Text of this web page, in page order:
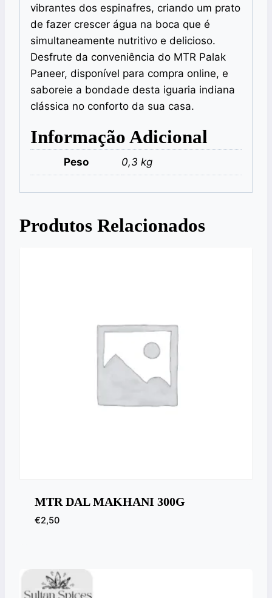
vibrantes dos espinafres, criando um prato
de fazer crescer água na boca que é
simultaneamente nutritivo e delicioso.
Desfrute da conveniência do MTR Palak
Paneer, disponível para compra online, e
saboreie a bondade desta iguaria indiana
clássica no conforto da sua casa.
Informação Adicional
Peso 0,3 kg
Produtos Relacionados
MTR DAL MAKHANI 300G
€2,50